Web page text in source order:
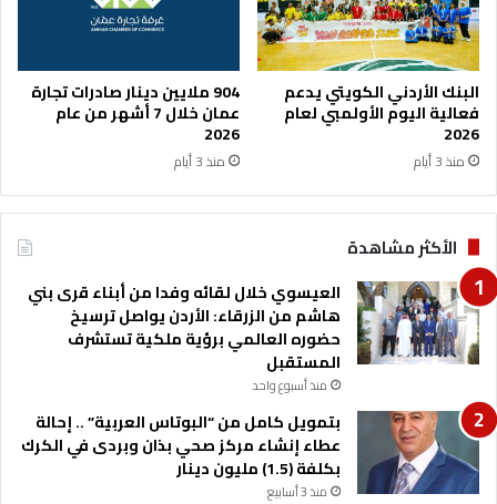
–
ت
ش
ي
ك
ي
ة
ي
ج
ا
ل
ا
ل
ط
ق
ة
البنك الأردني الكويتي يدعم
فعالية اليوم الأولمبي لعام
2026
منذ 3 أيام
904 ملايين دينار صادرات تجارة
عمان خلال 7 أشهر من عام
2026
منذ 3 أيام
الأكثر مشاهدة
العيسوي خلال لقائه وفدا من أبناء قرى بني
هاشم من الزرقاء: الأردن يواصل ترسيخ
حضوره العالمي برؤية ملكية تستشرف
المستقبل
منذ أسبوع واحد
بتمويل كامل من “البوتاس العربية” .. إحالة
عطاء إنشاء مركز صحي بذان وبردى في الكرك
بكلفة (1.5) مليون دينار
منذ 3 أسابيع